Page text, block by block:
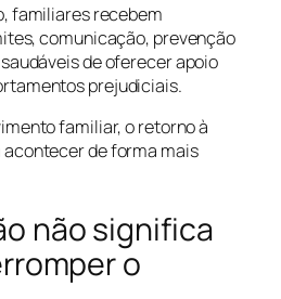
familiares recebem
comunicação, prevenção
de oferecer apoio
prejudiciais.
familiar, o retorno à
de forma mais
não significa
o